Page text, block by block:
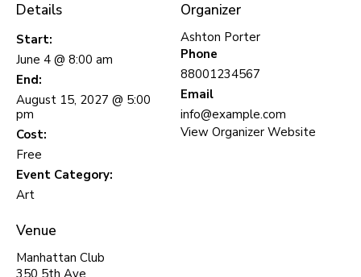
Details
Start:
June 4 @ 8:00 am
End:
August 15, 2027 @ 5:00
pm
Cost:
Free
Event Category:
Art
Organizer
Ashton Porter
Phone
88001234567
Email
info@example.com
View Organizer Website
Venue
Manhattan Club
350 5th Ave